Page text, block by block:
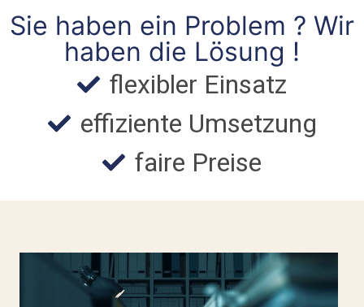
Sie haben ein Problem ? Wir
haben die Lösung !
flexibler Einsatz
effiziente Umsetzung
faire Preise